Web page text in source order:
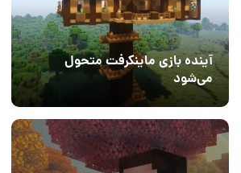
آینده بازی ماینکرفت متحول
می‌شود